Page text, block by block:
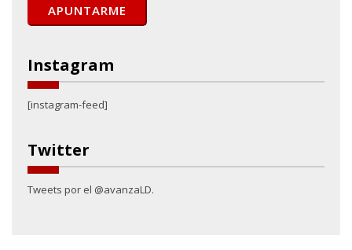
Instagram
[instagram-feed]
Twitter
Tweets por el @avanzaLD.